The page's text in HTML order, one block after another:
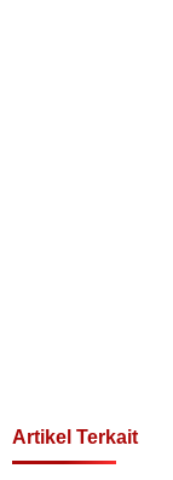
Artikel Terkait